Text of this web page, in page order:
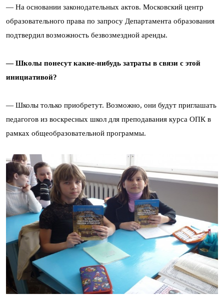
— На основании законодательных актов. Московский центр
образовательного права по запросу Департамента образования
подтвердил возможность безвозмездной аренды.
— Школы понесут какие-нибудь затраты в связи с этой
инициативой?
— Школы только приобретут. Возможно, они будут приглашать
педагогов из воскресных школ для преподавания курса ОПК в
рамках общеобразовательной программы.